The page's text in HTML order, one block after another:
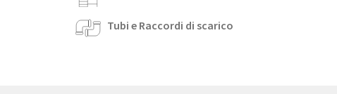
Tubi e Raccordi di scarico